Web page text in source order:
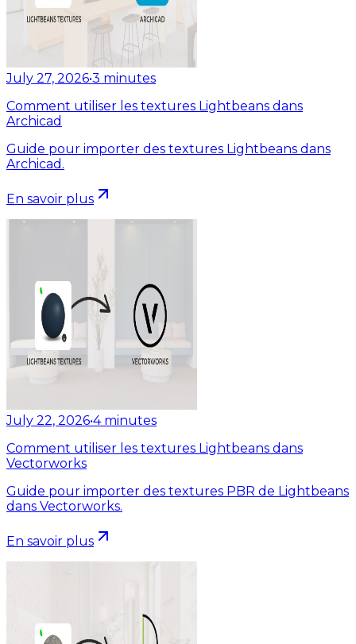
July 27, 2026•3 minutes
Comment utiliser les textures Lightbeans dans
Archicad
Guide pour importer des textures Lightbeans dans
Archicad.
En savoir plus
July 22, 2026•4 minutes
Comment utiliser les textures Lightbeans dans
Vectorworks
Guide pour importer des textures PBR de Lightbeans
dans Vectorworks.
En savoir plus